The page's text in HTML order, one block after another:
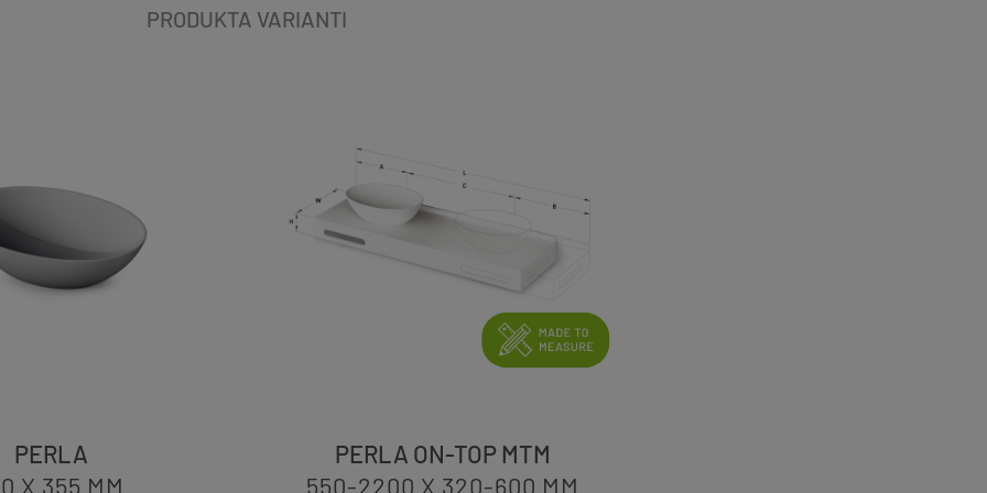
PRODUKTA VARIANTI
PERLA
X 355 MM
PERLA ON-TOP MTM
550-2200 X 320-600 MM